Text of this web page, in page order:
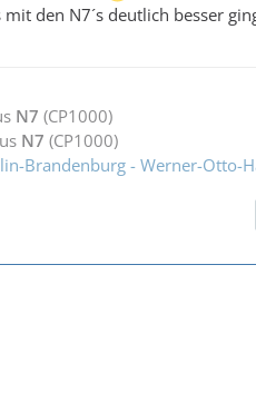
den N7´s deutlich besser
N7 (CP1000)
N7 (CP1000)
Brandenburg - Werner-Otto-